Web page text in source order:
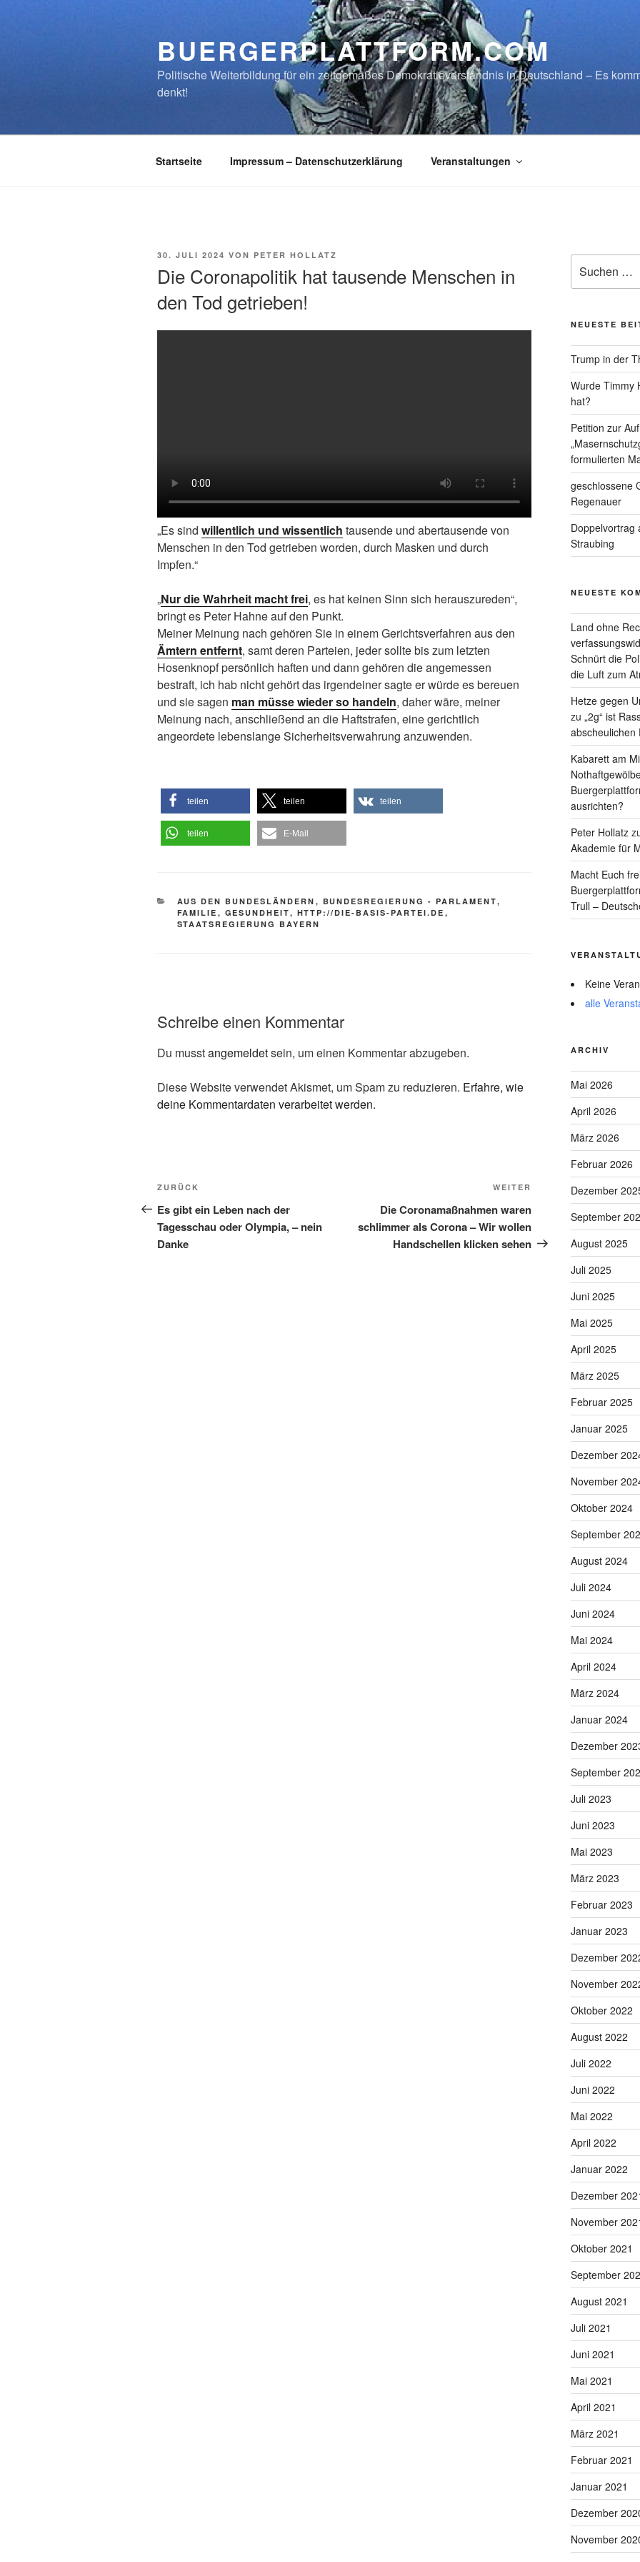
BUERGERPLATTFORM.COM
Politische Weiterbildung für ein zeitgemäßes Demokratieverständnis in Deutschland – Es
denkt!
Startseite Impressum – Datenschutzerklärung Veranstaltungen
VERÖFFENTLICHT
30. JULI 2024 VON PETER HOLLATZ
Die Coronapolitik hat tausende Menschen in
den Tod getrieben!
„Es sind willentlich und wissentlich tausende und abertausende von
Menschen in den Tod getrieben worden, durch Masken und durch
Impfen.“
„Nur die Wahrheit macht frei, es hat keinen Sinn sich herauszureden“,
bringt es Peter Hahne auf den Punkt.
Meiner Meinung nach gehören Sie in einem Gerichtsverfahren aus den
Ämtern entfernt, samt deren Parteien, jeder sollte bis zum letzten
Hosenknopf persönlich haften und dann gehören die angemessen
bestraft, ich hab nicht gehört das irgendeiner sagte er würde es bereuen
und sie sagen man müsse wieder so handeln, daher wäre, meiner
Meinung nach, anschließend an die Haftstrafen, eine gerichtlich
angeordete lebenslange Sicherheitsverwahrung anzuwenden.
teilen teilen teilen
teilen E-Mail
KATEGORIEN
AUS DEN BUNDESLÄNDERN , BUNDESREGIERUNG - PARLAMENT,
FAMILIE , GESUNDHEIT, HTTP://DIE-BASIS-PARTEI.DE ,
STAATSREGIERUNG BAYERN
Schreibe einen Kommentar
Du musstangemeldetsein, um einen Kommentar abzugeben.
Diese Website verwendet Akismet, um Spam zu reduzieren. Erfahre, wie
deine Kommentardaten verarbeitet werden.
Beitragsnavigation
Vorheriger
Beitrag
ZURÜCK
Es gibt ein Leben nach der
Tagesschau oder Olympia, – nein
Danke
Nächster
Beitrag
WEITER
Die Coronamaßnahmen waren
schlimmer als Corona – Wir wollen
Handschellen klicken sehen
nach:
NEUESTE
Trump in der
Wurde Timmy
hat?
Petition zur
formulierten
geschlossene
Regenauer
Doppelvortrag
Straubing
NEUESTE
Land ohne
Schnürt die
die Luft zum
Hetze gegen
zu „2g“ ist
abscheulichen
Kabarett am
ausrichten?
Peter Hollatz
Akademie für
Macht Euch
Trull –
Keine
alle
ARCHIV
Mai 2026
April 2026
März 2026
Februar 2026
Dezember
September
August 2025
Juli 2025
Juni 2025
Mai 2025
April 2025
März 2025
Februar 2025
Januar 2025
Dezember
November
Oktober 2024
September
August 2024
Juli 2024
Juni 2024
Mai 2024
April 2024
März 2024
Januar 2024
Dezember
September
Juli 2023
Juni 2023
Mai 2023
März 2023
Februar 2023
Januar 2023
Dezember
November
Oktober 2022
August 2022
Juli 2022
Juni 2022
Mai 2022
April 2022
Januar 2022
Dezember
November
Oktober 2021
September
August 2021
Juli 2021
Juni 2021
Mai 2021
April 2021
März 2021
Februar 2021
Januar 2021
Dezember
November